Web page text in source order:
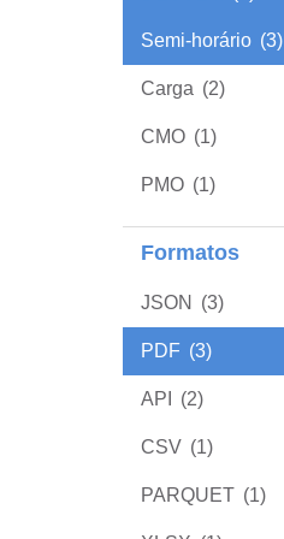
Semi-horário (3)
Carga (2)
CMO (1)
PMO (1)
Formatos
JSON (3)
PDF (3)
API (2)
CSV (1)
PARQUET (1)